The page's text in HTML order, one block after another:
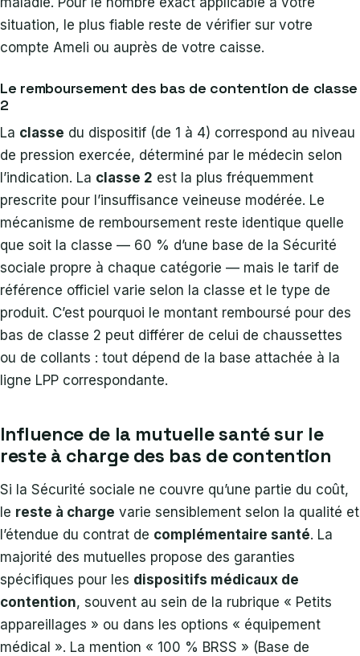
situation, le plus fiable reste de vérifier sur votre
compte Ameli ou auprès de votre caisse.
Le remboursement des bas de contention de classe
2
La classe du dispositif (de 1 à 4) correspond au niveau
de pression exercée, déterminé par le médecin selon
l’indication. La classe 2 est la plus fréquemment
prescrite pour l’insuffisance veineuse modérée. Le
mécanisme de remboursement reste identique quelle
que soit la classe — 60 % d’une base de la Sécurité
sociale propre à chaque catégorie — mais le tarif de
référence officiel varie selon la classe et le type de
produit. C’est pourquoi le montant remboursé pour des
bas de classe 2 peut différer de celui de chaussettes
ou de collants : tout dépend de la base attachée à la
ligne LPP correspondante.
Influence de la mutuelle santé sur le
reste à charge des bas de contention
Si la Sécurité sociale ne couvre qu’une partie du coût,
le reste à charge varie sensiblement selon la qualité et
l’étendue du contrat de complémentaire santé. La
majorité des mutuelles propose des garanties
spécifiques pour les dispositifs médicaux de
contention, souvent au sein de la rubrique « Petits
appareillages » ou dans les options « équipement
médical ». La mention « 100 % BRSS » (Base de